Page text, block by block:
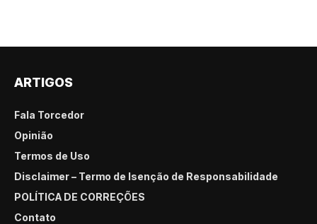
ARTIGOS
Fala Torcedor
Opinião
Termos de Uso
Disclaimer – Termo de Isenção de Responsabilidade
POLÍTICA DE CORREÇÕES
Contato